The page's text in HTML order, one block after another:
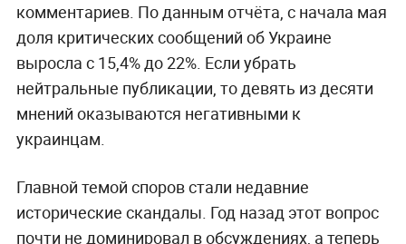
комментариев. По данным отчёта, с начала мая
доля критических сообщений об Украине
выросла с 15,4% до 22%. Если убрать
нейтральные публикации, то девять из десяти
мнений оказываются негативными к
украинцам.
Главной темой споров стали недавние
исторические скандалы. Год назад этот вопрос
почти не доминировал в обсуждениях, а теперь